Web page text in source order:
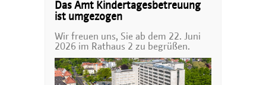
Das Amt Kindertagesbetreuung
ist umgezogen
Wir freuen uns, Sie ab dem 22. Juni
2026 im Rathaus 2 zu begrüßen.